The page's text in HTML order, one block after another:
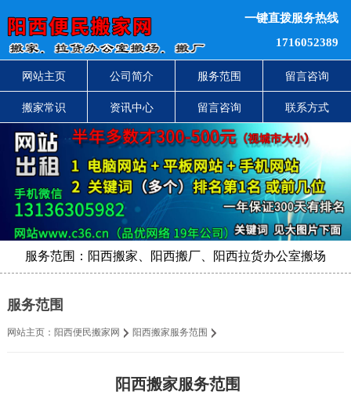
一键直拨服务热线
1716052389
网站主页 公司简介 服务范围 留言咨询
搬家常识 资讯中心 留言咨询 联系方式
服务范围：阳西搬家、阳西搬厂、阳西拉货办公室搬场
服务范围
网站主页： 阳西便民搬家网 阳西搬家服务范围
阳西搬家服务范围